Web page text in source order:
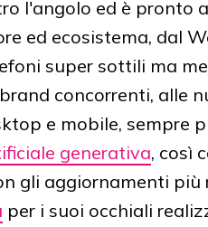
l'angolo ed è pronto
ed ecosistema, dal
super sottili ma
concorrenti, alle
e mobile, sempre
generativa, così
gli aggiornamenti più
per i suoi occhiali